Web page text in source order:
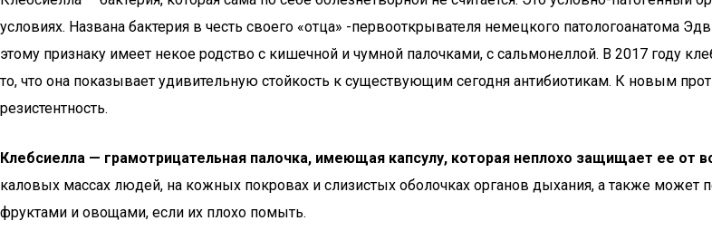
условиях. Названа бактерия в честь своего «отца» -первооткрывателя немецкого патологоанатома
этому признаку имеет некое родство с кишечной и чумной палочками, с сальмонеллой. В 2017 году
то, что она показывает удивительную стойкость к существующим сегодня антибиотикам. К новым
резистентность.
Клебсиелла — грамотрицательная палочка, имеющая капсулу, которая неплохо защищает ее
каловых массах людей, на кожных покровах и слизистых оболочках органов дыхания, а также может
фруктами и овощами, если их плохо помыть.